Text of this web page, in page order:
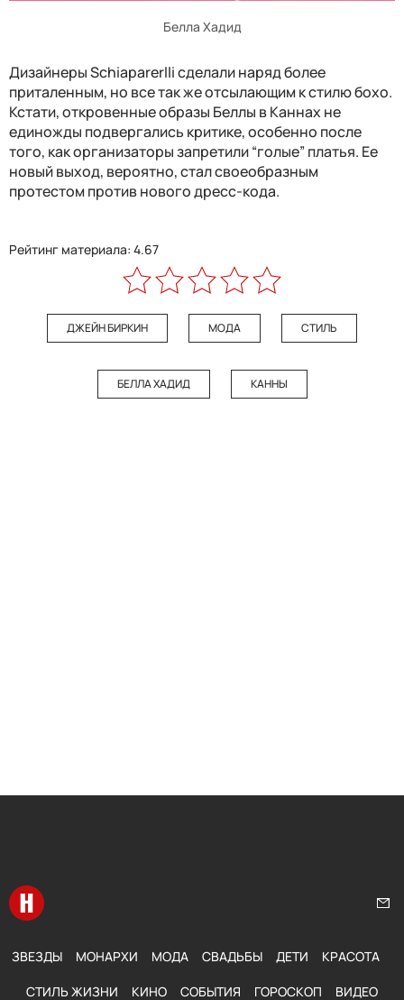
Белла Хадид
Дизайнеры Schiaparerlli сделали наряд более
приталенным, но все так же отсылающим к стилю бохо.
Кстати, откровенные образы Беллы в Каннах не
единожды подвергались критике, особенно после
того, как организаторы запретили “голые” платья. Ее
новый выход, вероятно, стал своеобразным
протестом против нового дресс-кода.
Рейтинг материала: 4.67
ДЖЕЙН БИРКИН МОДА СТИЛЬ
БЕЛЛА ХАДИД КАННЫ
Перейти на главную
ЗВЕЗДЫ МОНАРХИ МОДА СВАДЬБЫ ДЕТИ КРАСОТА
СТИЛЬ ЖИЗНИ КИНО СОБЫТИЯ ГОРОСКОП ВИДЕО